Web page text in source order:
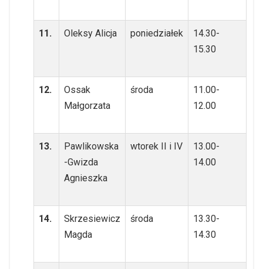
11. Oleksy Alicja poniedziałek
14.30-
15.30
12.
Ossak
Małgorzata
środa
11.00-
12.00
13.
Pawlikowska
-Gwizda
Agnieszka
wtorek II i IV
13.00-
14.00
14.
Skrzesiewicz
Magda
środa
13.30-
14.30